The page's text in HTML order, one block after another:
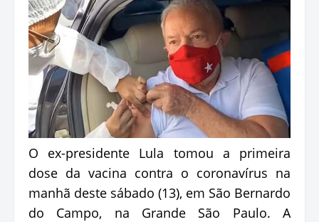
O ex-presidente Lula tomou a primeira
dose da vacina contra o coronavírus na
manhã deste sábado (13), em São Bernardo
do Campo, na Grande São Paulo. A